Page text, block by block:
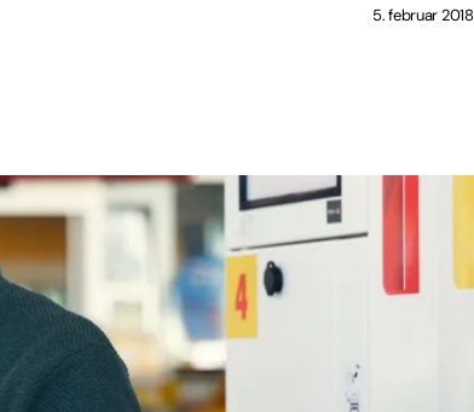
5. februar 2018